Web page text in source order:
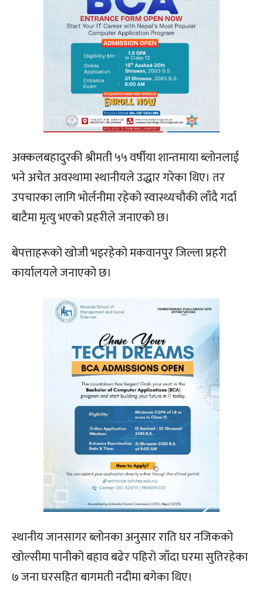
अक्कलबहादुरकी श्रीमती ५५ वर्षीया शान्तमाया ब्लोनलाई
भने अचेत अवस्थामा स्थानीयले उद्धार गरेका थिए। तर
उपचारका लागि भोर्लनीमा रहेको स्वास्थ्यचौकी लाँदै गर्दा
बाटैमा मृत्यु भएको प्रहरीले जनाएको छ।
बेपत्ताहरूको खोजी भइरहेको मकवानपुर जिल्ला प्रहरी
कार्यालयले जनाएको छ।
स्थानीय जानसागर ब्लोनका अनुसार राति घर नजिकको
खोल्सीमा पानीको बहाव बढेर पहिरो जाँदा घरमा सुतिरहेका
७ जना घरसहित बागमती नदीमा बगेका थिए।